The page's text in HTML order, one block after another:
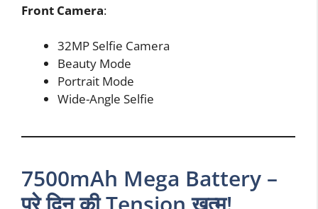
Front Camera:
32MP Selfie Camera
Beauty Mode
Portrait Mode
Wide-Angle Selfie
7500mAh Mega Battery –